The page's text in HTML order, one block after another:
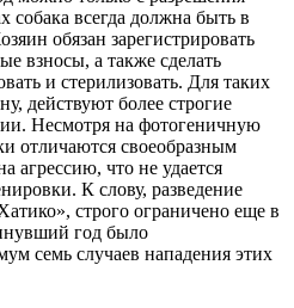
собака всегда должна быть в
обязан зарегистрировать
взносы, а также сделать
и стерилизовать. Для таких
действуют более строгие
Несмотря на фотогеничную
отличаются своеобразным
агрессию, что не удается
К слову, разведение
строго ограничено еще в
год было
семь случаев нападения этих